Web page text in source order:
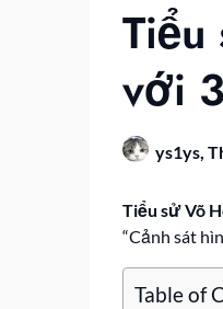
với
ys1ys,
Tiểu sử Võ
“Cảnh sát
Table of